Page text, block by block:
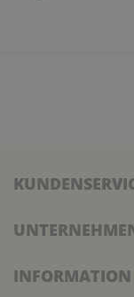
INFORMATION